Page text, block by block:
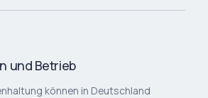
und Betrieb
können in Deutschland